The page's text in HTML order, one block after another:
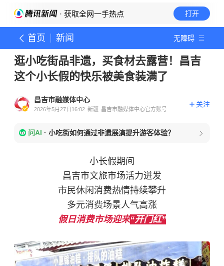
· 获取全网一手热点 打开
首页 新闻 无障碍
逛小吃街品非遗，买食材去露营！昌吉
这个小长假的快乐被美食装满了
昌吉市融媒体中心
2026年5月27日16:02 新疆 昌吉市融媒体中心官方账号
关注
问AI · 小吃街如何通过非遗展演提升游客体验？
小长假期间
昌吉市文旅市场活力迸发
市民休闲消费热情持续攀升
多元消费场景人气高涨
假日消费市场迎来“开门红”